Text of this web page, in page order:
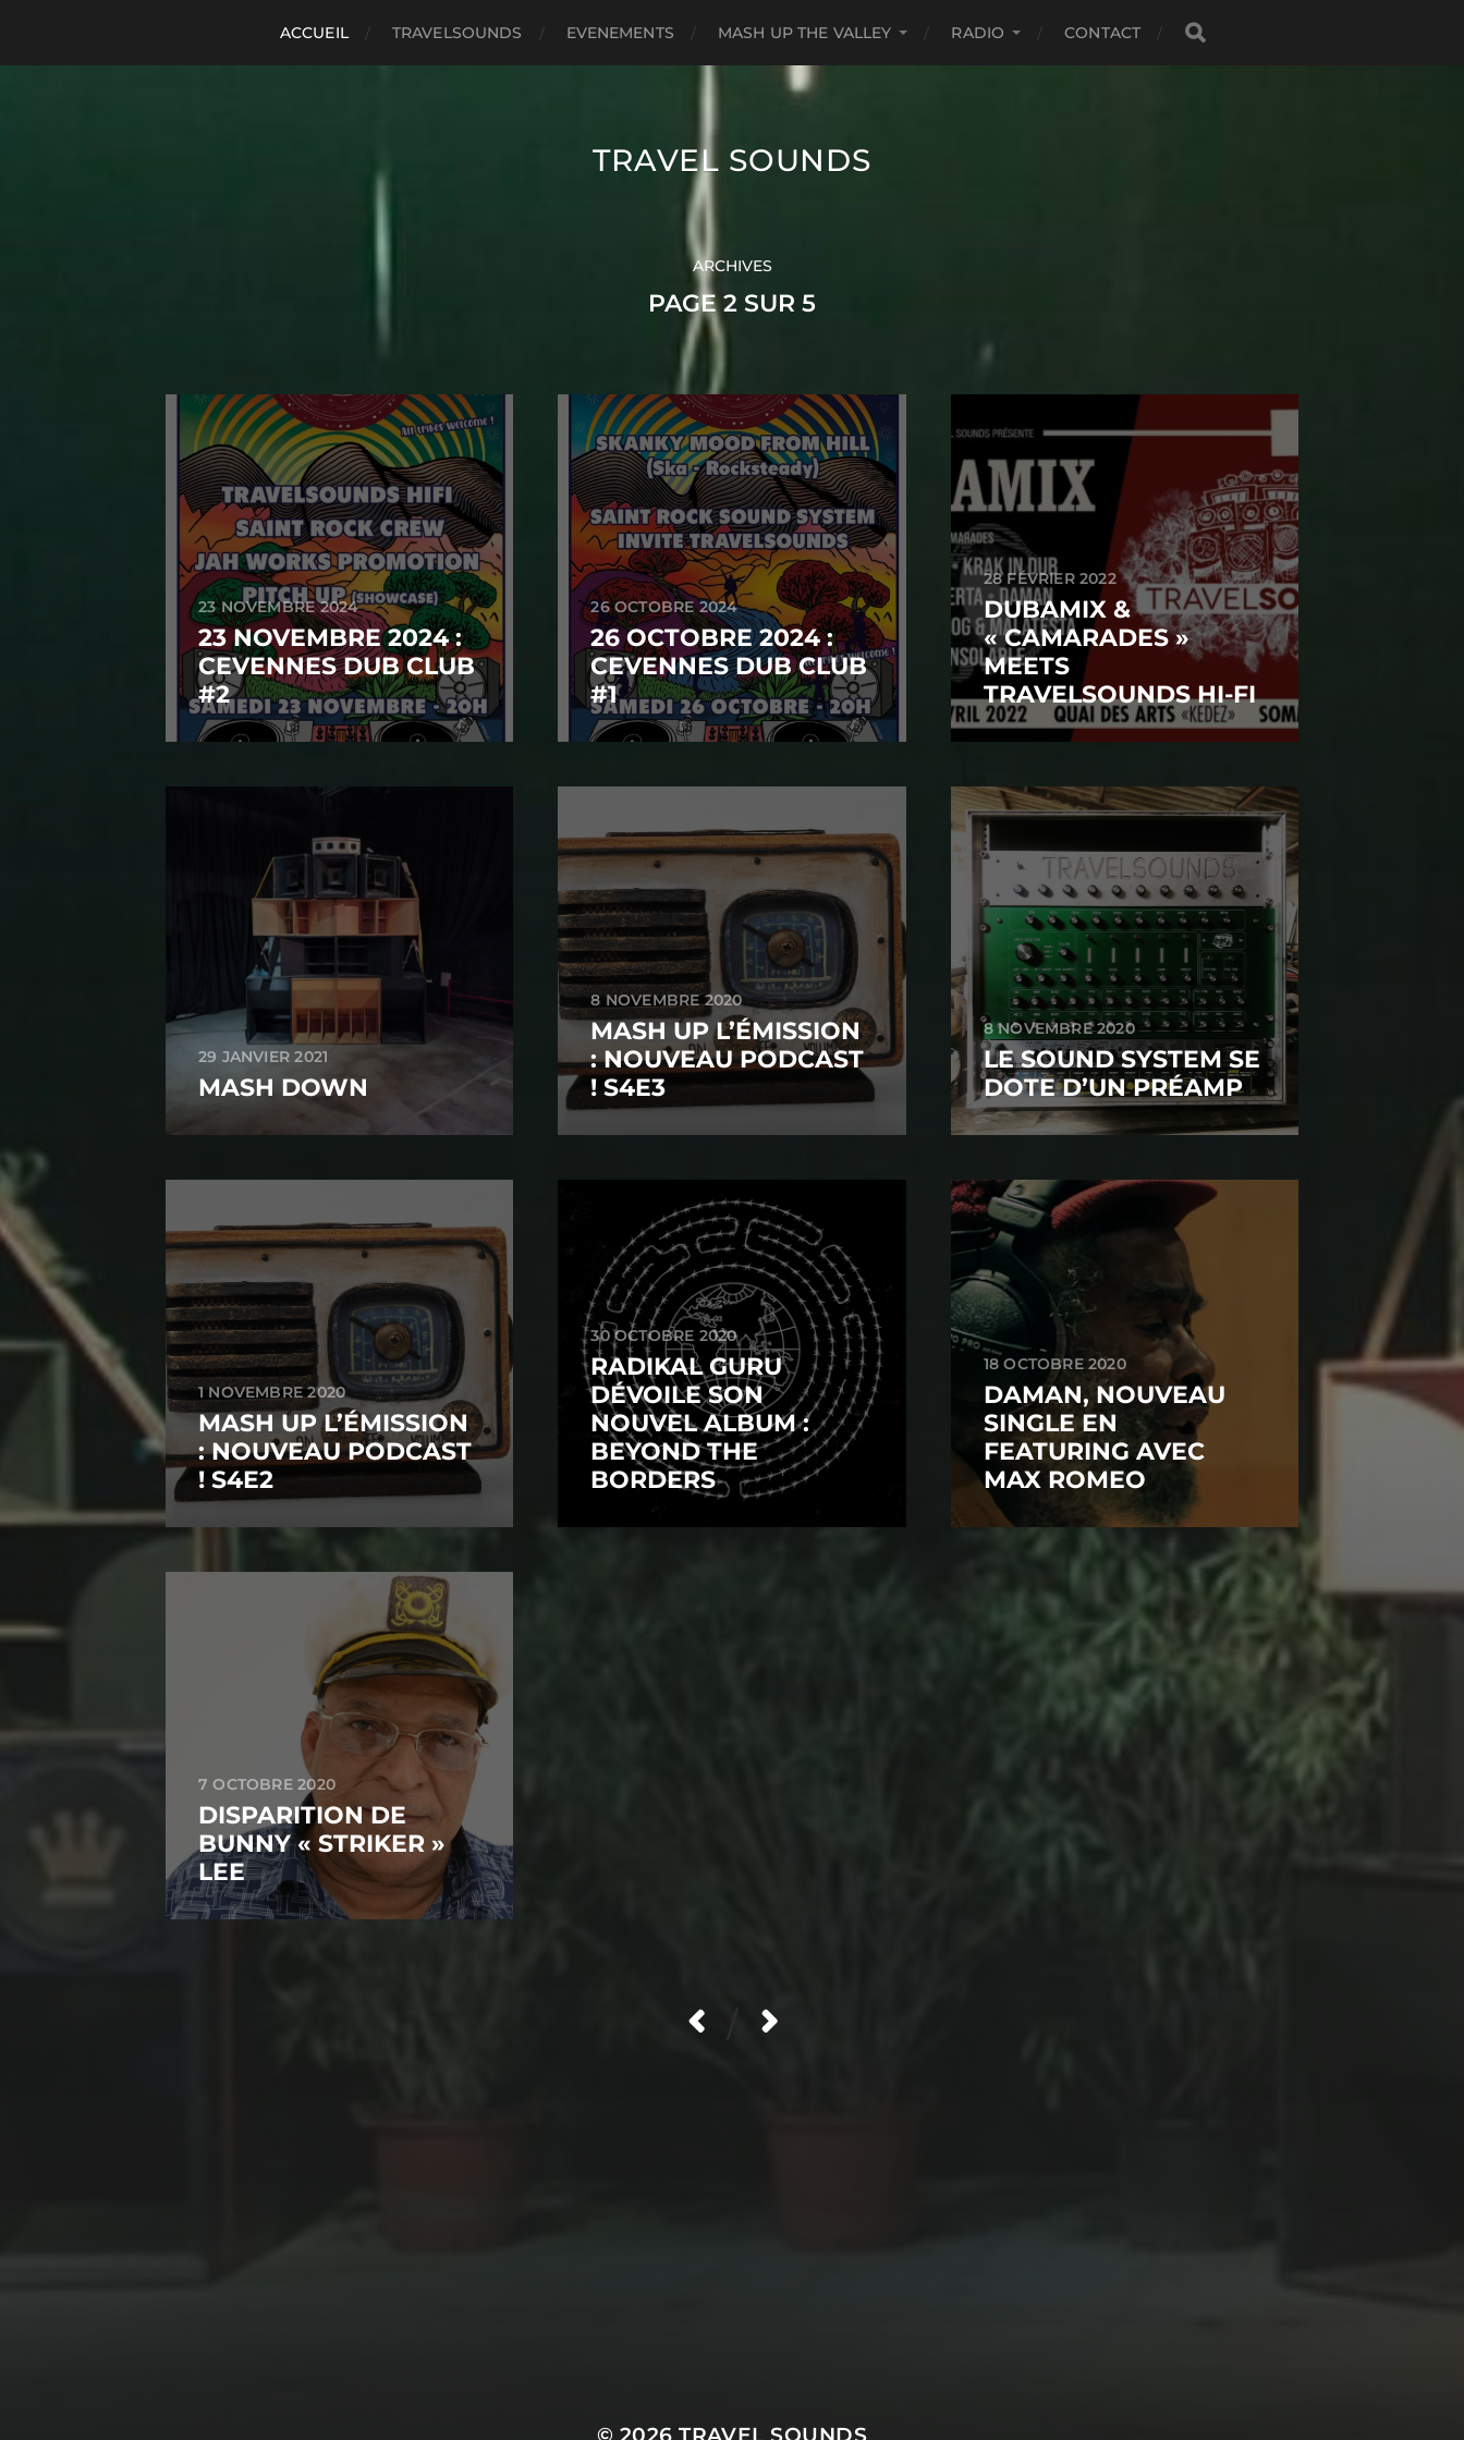
ACCUEIL TRAVELSOUNDS EVENEMENTS MASH UP THE VALLEY RADIO CONTACT
TRAVEL SOUNDS
ARCHIVES
PAGE 2 SUR 5
23 NOVEMBRE 2024
23 NOVEMBRE 2024 :
CEVENNES DUB CLUB
#2
26 OCTOBRE 2024
26 OCTOBRE 2024 :
CEVENNES DUB CLUB
#1
28 FÉVRIER 2022
DUBAMIX &
« CAMARADES »
MEETS
TRAVELSOUNDS HI-FI
29 JANVIER 2021
MASH DOWN
8 NOVEMBRE 2020
MASH UP L’ÉMISSION
: NOUVEAU PODCAST
! S4E3
8 NOVEMBRE 2020
LE SOUND SYSTEM SE
DOTE D’UN PRÉAMP
1 NOVEMBRE 2020
MASH UP L’ÉMISSION
: NOUVEAU PODCAST
! S4E2
30 OCTOBRE 2020
RADIKAL GURU
DÉVOILE SON
NOUVEL ALBUM :
BEYOND THE
BORDERS
18 OCTOBRE 2020
DAMAN, NOUVEAU
SINGLE EN
FEATURING AVEC
MAX ROMEO
7 OCTOBRE 2020
DISPARITION DE
BUNNY « STRIKER »
LEE